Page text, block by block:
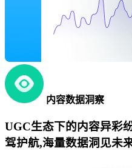
内容数据洞察
UGC生态下的内容异彩
驾护航,海量数据洞见未